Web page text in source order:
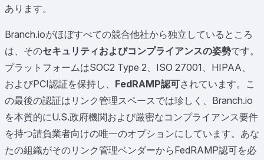
あります。
Branch.ioがほぼすべての競合他社から独立しているところ
は、そのセキュリティおよびコンプライアンスの姿勢です。
プラットフォームはSOC2 Type 2、ISO 27001、HIPAA、
およびPCI認証を保持し、 FedRAMP認可されています。こ
の最後の認証はリンク管理スペースでは珍しく、Branch.io
を本質的にU.S.政府機関および厳密なコンプライアンス要件
を持つ請負業者向けの唯一のオプションにしています。あな
たの組織がそのリンク管理ベンダーからFedRAMP認可を必